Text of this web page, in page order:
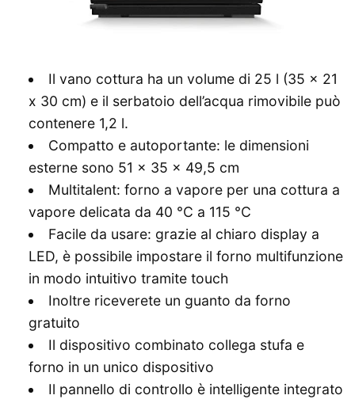
Il vano cottura ha un volume di 25 l (35 x 21
x 30 cm) e il serbatoio dell’acqua rimovibile può
contenere 1,2 l.
Compatto e autoportante: le dimensioni
esterne sono 51 x 35 x 49,5 cm
Multitalent: forno a vapore per una cottura a
vapore delicata da 40 °C a 115 °C
Facile da usare: grazie al chiaro display a
LED, è possibile impostare il forno multifunzione
in modo intuitivo tramite touch
Inoltre riceverete un guanto da forno
gratuito
Il dispositivo combinato collega stufa e
forno in un unico dispositivo
Il pannello di controllo è intelligente integrato